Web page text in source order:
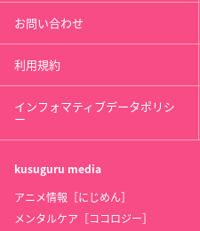
お問い合わせ
利用規約
インフォマティブデータポリシ
ー
kusuguru media
アニメ情報［にじめん］
メンタルケア［ココロジー］